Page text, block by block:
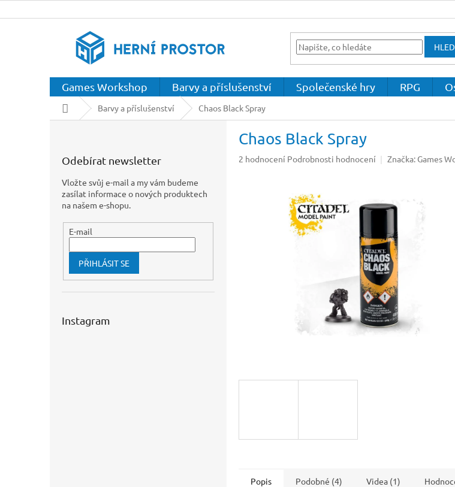
na
Games Workshop Barvy a příslušenství Společenské hry RPG
Domů Barvy a příslušenství Chaos Black Spray
Odebírat newsletter
Vložte svůj e-mail a my vám budeme
zasílat informace o nových produktech
na našem e-shopu.
E-mail
PŘIHLÁSIT SE
Instagram
Chaos Black Spray
Průměrné
2 hodnocení Podrobnosti hodnocení Značka: Games
Popis Podobné (4) Videa (1)